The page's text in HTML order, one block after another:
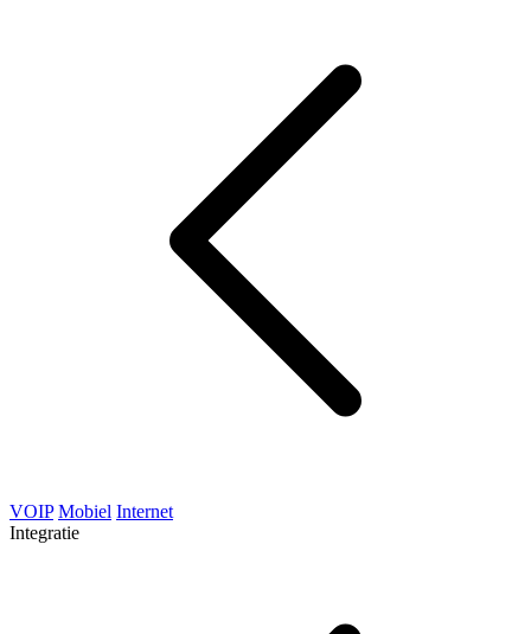
VOIP Mobiel Internet
Integratie